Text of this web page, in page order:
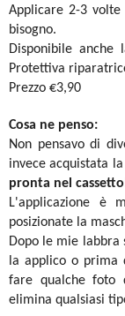
Applicare 2-3 volte
bisogno.
Disponibile anche
Protettiva
Prezzo €3,90
Cosa ne penso:
Non pensavo di
invece acquistata
pronta nel
L'applicazione è
posizionate la
Dopo le mie
la applico o prima
fare qualche foto
elimina qualsiasi